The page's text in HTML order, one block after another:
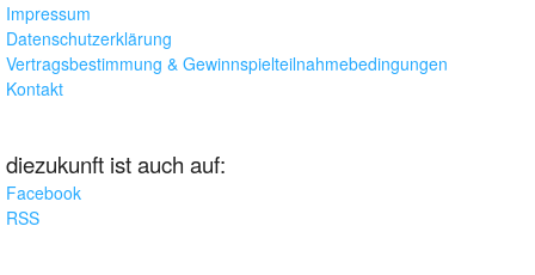
Impressum
Datenschutzerklärung
Vertragsbestimmung & Gewinnspielteilnahmebedingungen
Kontakt
diezukunft ist auch auf:
Facebook
RSS